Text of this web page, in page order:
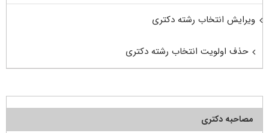
ویرایش انتخاب رشته دکتری
حذف اولویت انتخاب رشته دکتری
مصاحبه دکتری